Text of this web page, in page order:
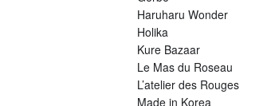
Haruharu Wonder
Holika
Kure Bazaar
Le Mas du Roseau
L’atelier des Rouges
Made in Korea